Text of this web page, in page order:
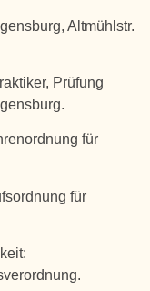
Altmühlstr.
Prüfung
für
für